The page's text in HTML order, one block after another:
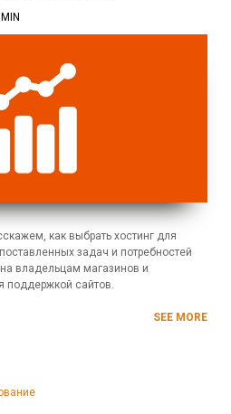
как выбрать хостинг для
задач и потребностей
владельцам магазинов и
сайтов.
SEE MORE